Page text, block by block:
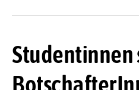
Studentinnen